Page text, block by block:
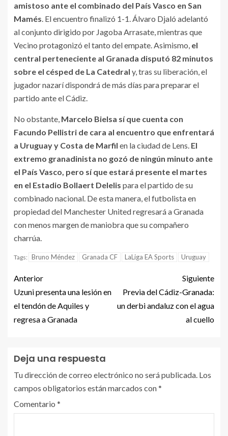
amistoso ante el combinado del País Vasco en San
Mamés. El encuentro finalizó 1-1. Álvaro Djaló adelantó
al conjunto dirigido por Jagoba Arrasate, mientras que
Vecino protagonizó el tanto del empate. Asimismo, el
central perteneciente al Granada disputó 82 minutos
sobre el césped de La Catedral y, tras su liberación, el
jugador nazarí dispondrá de más días para preparar el
partido ante el Cádiz.
No obstante, Marcelo Bielsa sí que cuenta con
Facundo Pellistri de cara al encuentro que enfrentará
a Uruguay y Costa de Marfil en la ciudad de Lens. El
extremo granadinista no gozó de ningún minuto ante
el País Vasco, pero sí que estará presente el martes
en el Estadio Bollaert Delelis para el partido de su
combinado nacional. De esta manera, el futbolista en
propiedad del Manchester United regresará a Granada
con menos margen de maniobra que su compañero
charrúa.
Tags: Bruno Méndez Granada CF LaLiga EA Sports Uruguay
Anterior
Uzuni presenta una lesión en
el tendón de Aquiles y
regresa a Granada
Siguiente
Previa del Cádiz-Granada:
un derbi andaluz con el agua
al cuello
Deja una respuesta
Tu dirección de correo electrónico no será publicada. Los
campos obligatorios están marcados con*
Comentario *